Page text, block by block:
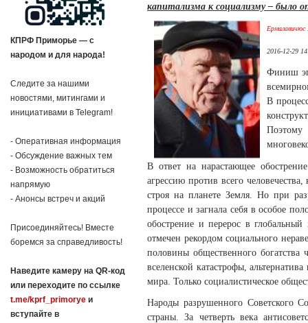
КПРФ Приморье — с
народом и для народа!
Следите за нашими
новостями, митингами и
инициативами в Telegram!
- Оперативная информация
- Обсуждение важных тем
- Возможность обратиться
напрямую
- Анонсы встреч и акций
Присоединяйтесь! Вместе
боремся за справедливость!
Наведите камеру на QR-код
или переходите по ссылке
t.me/kprf_primorye и
вступайте в
капитализма к социализму – было
2016-12-29
Финиш
В
Поэтому
В ответ на нарастающее
агрессию против всего
строя на планете Земля. Но при
процессе и загнала себя в особое
обострение и перерос в
отмечен рекордом социального
половины общественного богатства
вселенской катастрофы,
мира. Только социалистическое
Народы разрушенного Советского
страны. За четверть века